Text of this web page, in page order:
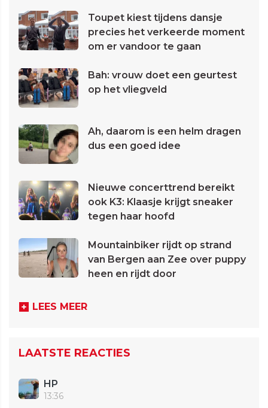
Toupet kiest tijdens dansje
precies het verkeerde moment
om er vandoor te gaan
Bah: vrouw doet een geurtest
op het vliegveld
Ah, daarom is een helm dragen
dus een goed idee
Nieuwe concerttrend bereikt
ook K3: Klaasje krijgt sneaker
tegen haar hoofd
Mountainbiker rijdt op strand
van Bergen aan Zee over puppy
heen en rijdt door
LEES MEER
LAATSTE REACTIES
HP
13:36